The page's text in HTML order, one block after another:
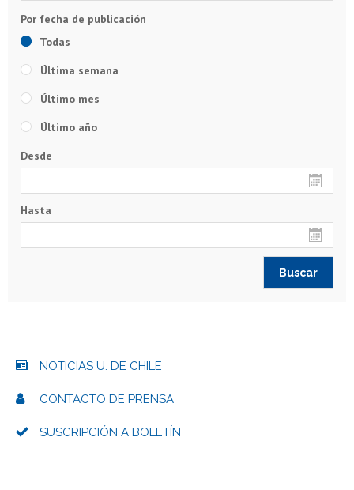
Todas
Última semana
Último mes
Último año
Desde
Hasta
NOTICIAS U. DE CHILE
CONTACTO DE PRENSA
SUSCRIPCIÓN A BOLETÍN